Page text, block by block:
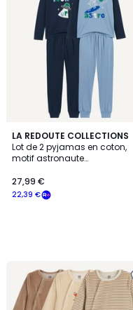
LA REDOUTE COLLECTIONS
Lot de 2 pyjamas en coton,
motif astronaute
22,39 €
27,99 €